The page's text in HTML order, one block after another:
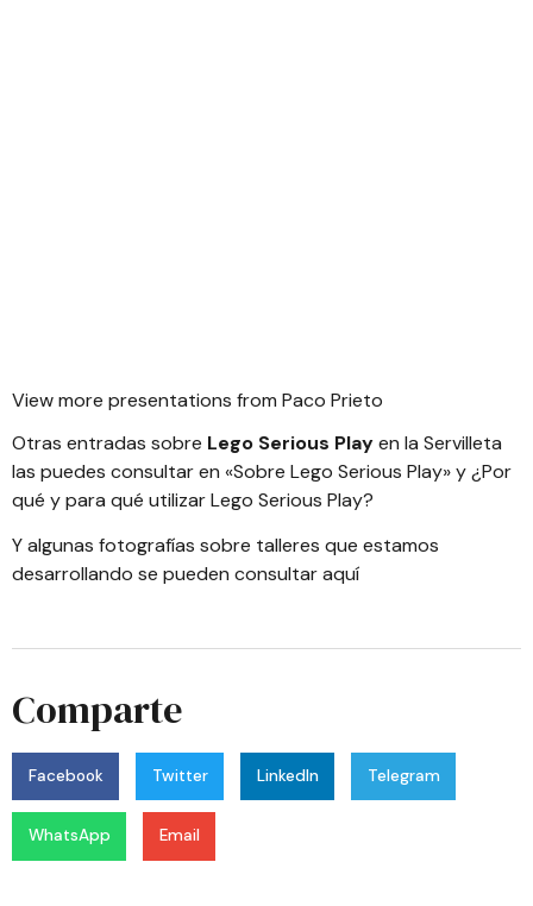
View more presentations from Paco Prieto
Otras entradas sobre Lego Serious Playen la Servilleta
las puedes consultar en «Sobre Lego Serious Play»y¿Por
qué y para qué utilizar Lego Serious Play?
Y algunas fotografías sobre talleres que estamos
desarrollando se pueden consultar aquí
Comparte
Facebook Twitter LinkedIn Telegram
WhatsApp Email